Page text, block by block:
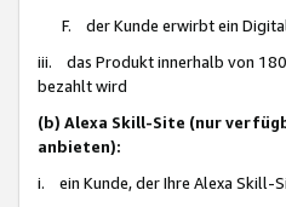
F. der Kunde erwirbt ein
iii. das Produkt innerhalb von 180
bezahlt wird
(b) Alexa Skill-Site (nur
anbieten):
i. ein Kunde, der Ihre Alexa Skill-